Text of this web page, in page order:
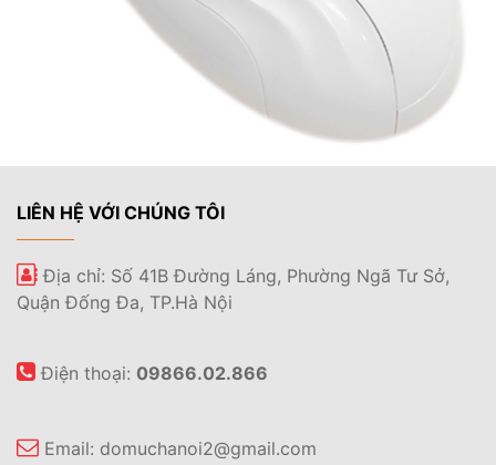
LIÊN HỆ VỚI CHÚNG TÔI
Địa chỉ: Số 41B Đường Láng, Phường Ngã Tư Sở,
Quận Đống Đa, TP.Hà Nội
Điện thoại: 09866.02.866
Email: domuchanoi2@gmail.com